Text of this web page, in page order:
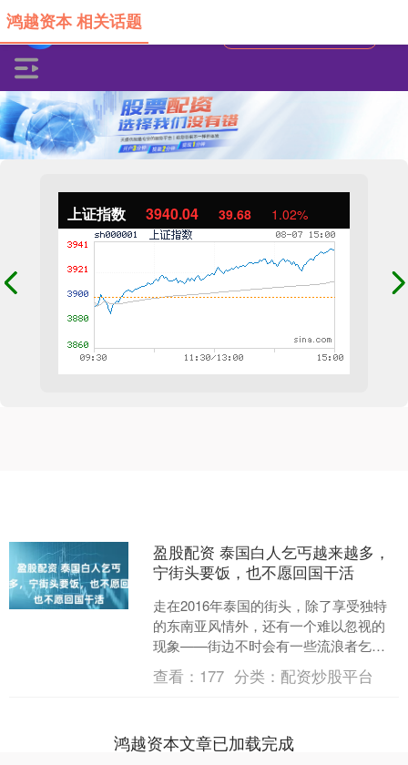
上证指数 3940.04 39.68 1.02%
鸿越资本 相关话题
盈股配资 泰国白人乞丐越来越多，
宁街头要饭，也不愿回国干活
走在2016年泰国的街头，除了享受独特
的东南亚风情外，还有一个难以忽视的
现象——街边不时会有一些流浪者乞
讨。这些人大多来自欧美国家，尤其是
他们那白皙的肤色，在泰....
查看： 177 分类： 配资炒股平台
鸿越资本文章已加载完成